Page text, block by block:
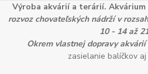
Výroba akvárií a terárií.
rozvoz chovateľských nádrží v
10 - 14 až
Okrem vlastnej dopravy
zasielanie balíčkov